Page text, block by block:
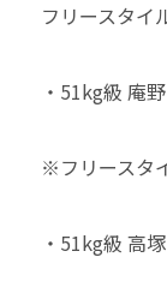
フリースタイ
・51kg級 庵
※フリースタ
・51kg級 高